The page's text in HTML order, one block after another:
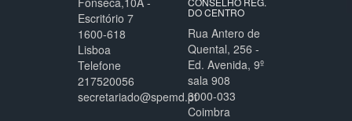
Escritório 7
1600-618
Lisboa
Telefone
217520056
secretariado@spemd.pt
DO CENTRO
Rua Antero de
Quental, 256 -
Ed. Avenida, 9º
sala 908
3000-033
Coimbra